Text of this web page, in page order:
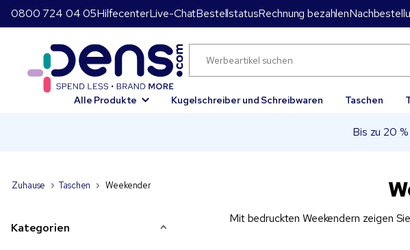
0800 724 04 05HilfecenterLive-ChatBestellstatusRechnung bezahlen
Alle Produkte Kugelschreiber und Schreibwaren Taschen
Bis zu 20
Zuhause Taschen Weekender
Kategorien
Mit bedruckten Weekendern zeigen